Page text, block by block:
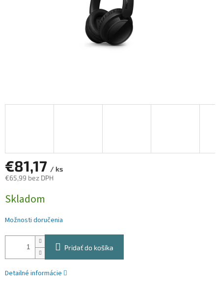
€81,17 / ks
€65,99 bez DPH
cena:
Skladom
Možnosti doručenia
Pridať do košíka
Detailné informácie